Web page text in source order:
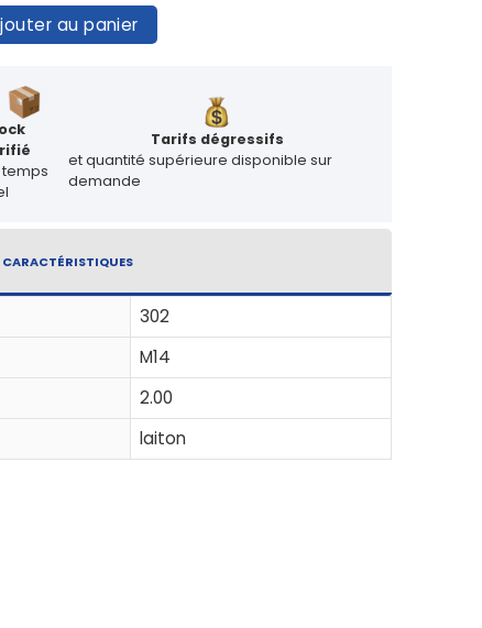
au panier
Tarifs dégressifs
et quantité supérieure disponible sur
demande
CARACTÉRISTIQUES
302
M14
2.00
laiton